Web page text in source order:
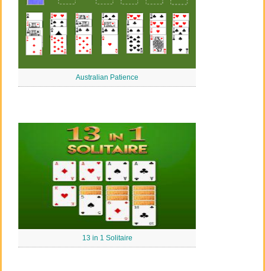
Australian Patience
13 in 1 Solitaire